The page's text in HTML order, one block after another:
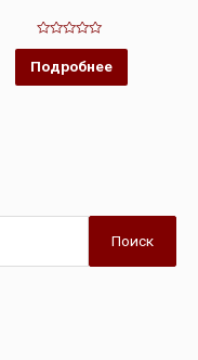
Оценка
из
Подробнее
Поиск